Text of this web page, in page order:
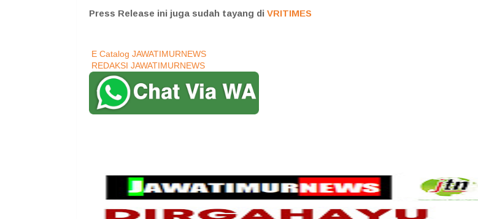
Press Release ini juga sudah tayang di VRITIMES
E Catalog JAWATIMURNEWS
REDAKSI JAWATIMURNEWS